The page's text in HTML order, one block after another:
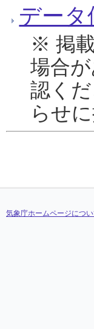
デー
※ 掲
場合
認く
らせ
気象庁ホームページにつ